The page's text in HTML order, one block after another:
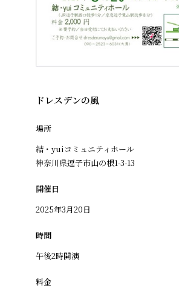
ドレスデンの風
場所
結・yuiコミュニティホール
神奈川県逗子市山の根1-3-13
開催日
2025年3月20日
時間
午後2時開演
料金